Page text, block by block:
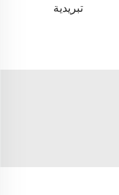
تبريدية